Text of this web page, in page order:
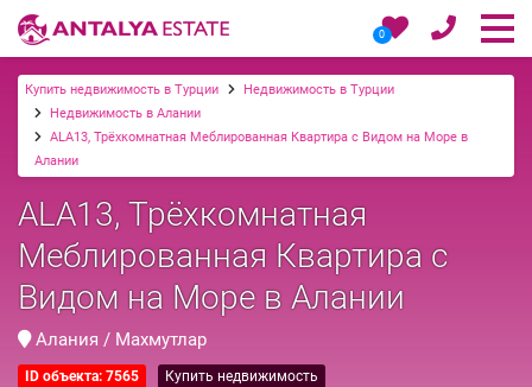
0
Купить недвижимость в Турции
Недвижимость в Турции
Недвижимость в Алании
ALA13, Трёхкомнатная Меблированная Квартира с Видом на Море в
Алании
ALA13, Трёхкомнатная
Меблированная Квартира с
Видом на Море в Алании
Алания / Махмутлар
ID объекта: 7565 Купить недвижимость